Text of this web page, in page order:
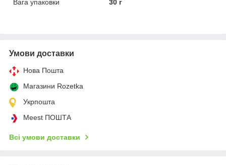
Вага упаковки
30 г
Умови доставки
Нова Пошта
Магазини Rozetka
Укрпошта
Meest ПОШТА
Всі умови доставки